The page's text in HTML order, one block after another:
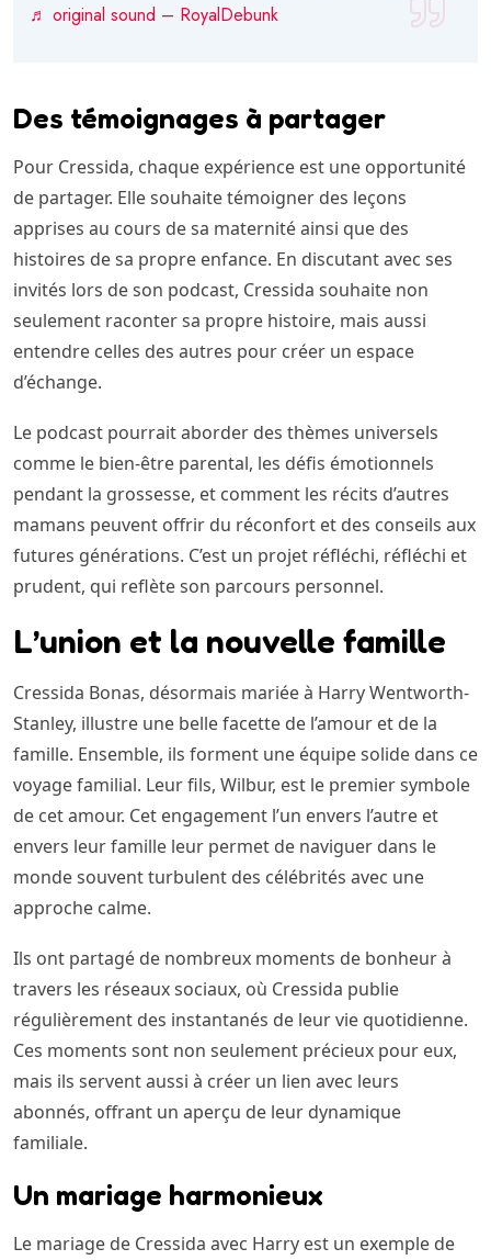
♬ original sound – RoyalDebunk
Des témoignages à partager
Pour Cressida, chaque expérience est une opportunité
de partager. Elle souhaite témoigner des leçons
apprises au cours de sa maternité ainsi que des
histoires de sa propre enfance. En discutant avec ses
invités lors de son podcast, Cressida souhaite non
seulement raconter sa propre histoire, mais aussi
entendre celles des autres pour créer un espace
d’échange.
Le podcast pourrait aborder des thèmes universels
comme le bien-être parental, les défis émotionnels
pendant la grossesse, et comment les récits d’autres
mamans peuvent offrir du réconfort et des conseils aux
futures générations. C’est un projet réfléchi, réfléchi et
prudent, qui reflète son parcours personnel.
L’union et la nouvelle famille
Cressida Bonas, désormais mariée à Harry Wentworth-
Stanley, illustre une belle facette de l’amour et de la
famille. Ensemble, ils forment une équipe solide dans ce
voyage familial. Leur fils, Wilbur, est le premier symbole
de cet amour. Cet engagement l’un envers l’autre et
envers leur famille leur permet de naviguer dans le
monde souvent turbulent des célébrités avec une
approche calme.
Ils ont partagé de nombreux moments de bonheur à
travers les réseaux sociaux, où Cressida publie
régulièrement des instantanés de leur vie quotidienne.
Ces moments sont non seulement précieux pour eux,
mais ils servent aussi à créer un lien avec leurs
abonnés, offrant un aperçu de leur dynamique
familiale.
Un mariage harmonieux
Le mariage de Cressida avec Harry est un exemple de